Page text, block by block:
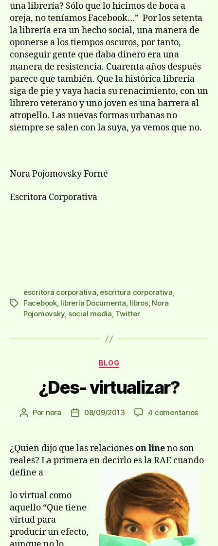
una librería? Sólo que lo hicimos de boca a
oreja, no teníamos Facebook…” Por los setenta
la librería era un hecho social, una manera de
oponerse a los tiempos oscuros, por tanto,
conseguir gente que daba dinero era una
manera de resistencia. Cuarenta años después
parece que también. Que la histórica librería
siga de pie y vaya hacia su renacimiento, con un
librero veterano y uno joven es una barrera al
atropello. Las nuevas formas urbanas no
siempre se salen con la suya, ya vemos que no.
Nora Pojomovsky Forné
Escritora Corporativa
Etiquetas
escritora corporativa, escritura corporativa,
Facebook, libreria Documenta, libros, Nora
Pojomovsky, social media, Twitter
Categorías
BLOG
¿Des- virtualizar?
Autor
entrada
Por nora
Fecha
entrada
08/09/2013 4 comentariosen
¿Quien dijo que las relacioneson lineno son
reales? La primera en decirlo es la RAE cuando
define a
lo virtual como
aquello “Que tiene
virtud para
producir un efecto,